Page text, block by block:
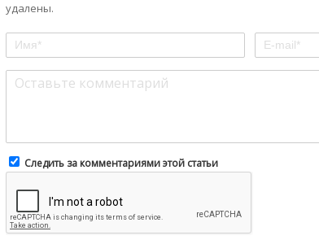
удалены.
Следить за комментариями этой статьи